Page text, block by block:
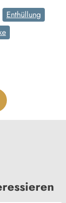
Enthüllung